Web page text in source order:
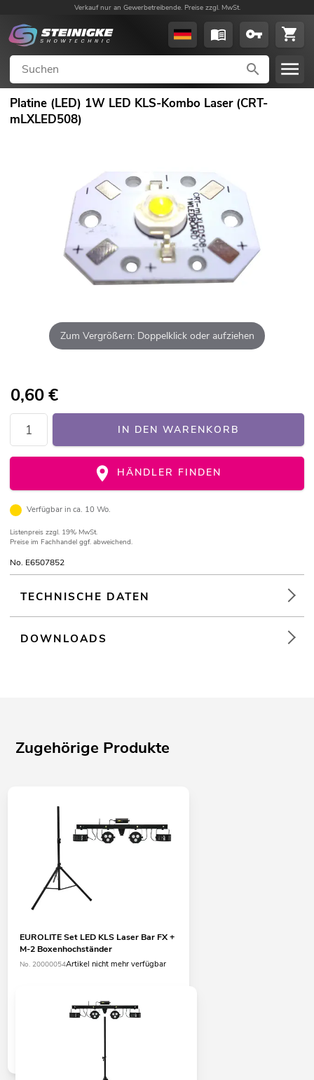
Verkauf nur an Gewerbetreibende. Preise zzgl. MwSt.
Platine (LED) 1W LED KLS-Kombo Laser (CRT-
mLXLED508)
Zum Vergrößern: Doppelklick oder aufziehen
0,60€
IN DEN WARENKORB
HÄNDLER FINDEN
Verfügbar in ca. 10 Wo.
Listenpreis zzgl. 19% MwSt.
Preise im Fachhandel ggf. abweichend.
No. E6507852
TECHNISCHE DATEN
DOWNLOADS
Zugehörige Produkte
EUROLITE Set LED KLS Laser Bar FX +
M-2 Boxenhochständer
No. 20000054Artikel nicht mehr verfügbar